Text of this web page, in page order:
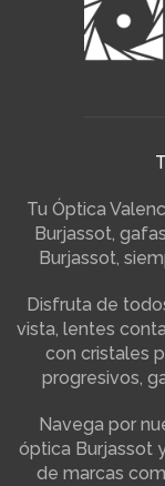
Tu Óptica
Burjassot,
Burjassot,
Disfruta de
vista, lentes
con cristales
progresivos,
Navega por
óptica Burjassot
de marcas